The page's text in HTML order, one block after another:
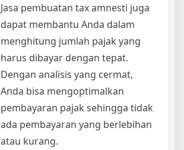
Jasa pembuatan tax amnesti juga
dapat membantu Anda dalam
menghitung jumlah pajak yang
harus dibayar dengan tepat.
Dengan analisis yang cermat,
Anda bisa mengoptimalkan
pembayaran pajak sehingga tidak
ada pembayaran yang berlebihan
atau kurang.